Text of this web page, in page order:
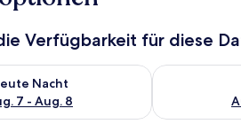
Verfügbarkeit für diese
Nacht
7 - Aug. 8
für heute Nacht, Aug. 7
Überprüfe